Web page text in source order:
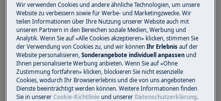
Wir verwenden Cookies und andere ähnliche Technologien, um unsere
Website zu verbessern sowie für Werbe- und Marketingzwecke. Wir
teilen Informationen über Ihre Nutzung unserer Website auch mit
unseren Partnern in den Bereichen soziale Medien, Werbung und
Analytik. Wenn Sie auf «Alle Cookies akzeptieren» klicken, stimmen Sie
der Verwendung von Cookies zu, und wir könnenIhr Erlebnisauf der
Website personalisieren,Sonderangebote individuell anpassen und
Ihnen personalisierte Werbung anbieten. Wenn Sie auf «Ohne
Zustimmung fortfahren» klicken, blockieren Sie nicht essenzielle
Cookies, wodurch Ihr Browsererlebnis und die von uns angebotenen
Dienste beeinträchtigt werden können. Weitere Informationen finden
Sie in unsererCookie-Richtlinie und unserer Datenschutzerklärung.